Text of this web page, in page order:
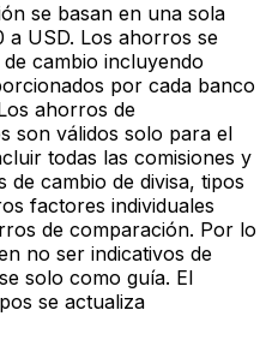
se basan en una sola
a USD. Los ahorros se
cambio incluyendo
por cada banco
ahorros de
son válidos solo para el
todas las comisiones y
de cambio de divisa, tipos
factores individuales
de comparación. Por lo
no ser indicativos de
solo como guía. El
se actualiza